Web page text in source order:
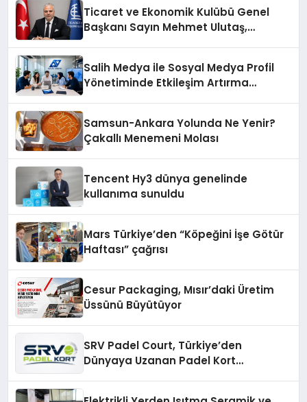
Ticaret ve Ekonomik Kulübü Genel
Başkanı Sayın Mehmet Ulutaş,
Salih Medya ile Sosyal Medya Profil
Yönetiminde Etkileşim Artırma
Samsun-Ankara Yolunda Ne Yenir?
Çakallı Menemeni Molası
Tencent Hy3 dünya genelinde
kullanıma sunuldu
Mars Türkiye’den “Köpeğini İşe Götür
Haftası” çağrısı
Cesur Packaging, Mısır’daki Üretim
Üssünü Büyütüyor
SRV Padel Court, Türkiye’den
Dünyaya Uzanan Padel Kort